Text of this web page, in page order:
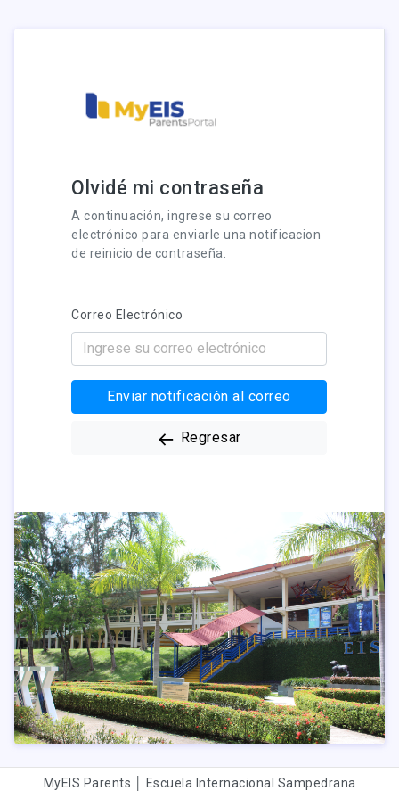
Olvidé mi contraseña
A continuación, ingrese su correo
electrónico para enviarle una notificacion
de reinicio de contraseña.
Correo Electrónico
Enviar notificación al correo
Regresar
MyEIS Parents │ Escuela Internacional Sampedrana